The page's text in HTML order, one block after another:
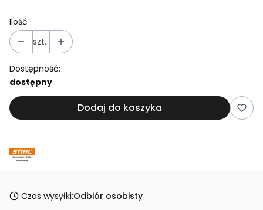
Ilość
szt.
Dostępność:
dostępny
Dodaj do koszyka
Czas wysyłki:Odbiór osobisty